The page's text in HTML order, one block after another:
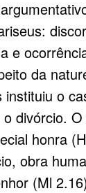
e
da
instituiu o
divórcio.
honra
obra
(Ml